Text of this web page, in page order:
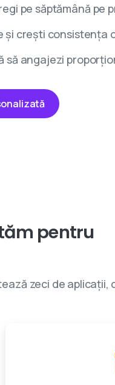
pe săptămână pe
și crești consistența
să angajezi
pentru
zeci de aplicații,